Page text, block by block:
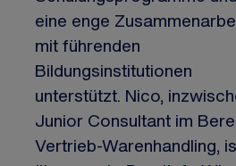
eine enge
mit führenden
Bildungsinstitutionen
unterstützt. Nico,
Junior Consultant im
Vertrieb-Warenhandling,